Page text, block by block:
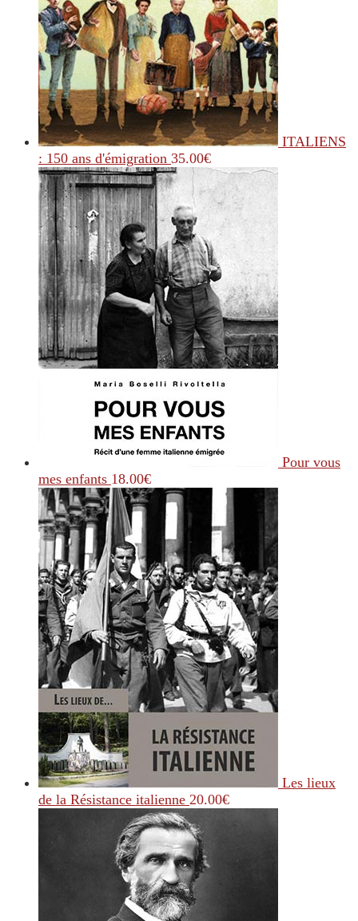
ITALIENS
: 150 ans d'émigration 35.00€
Pour vous
mes enfants 18.00€
Les lieux
de la Résistance italienne 20.00€